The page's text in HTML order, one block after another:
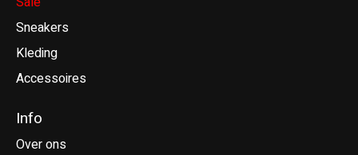
Sneakers
Kleding
Accessoires
Info
Over ons